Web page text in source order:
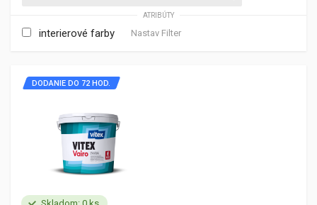
ATRIBÚTY
interierové farby Nastav Filter
DODANIE DO 72 HOD.